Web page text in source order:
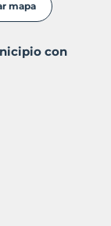
mapa
con